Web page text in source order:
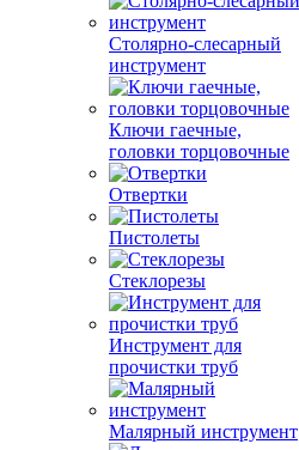
Столярно-слесарный
инструмент
Ключи гаечные,
головки торцовочные
Отвертки
Пистолеты
Стеклорезы
Инструмент для
прочистки труб
Малярный инструмент